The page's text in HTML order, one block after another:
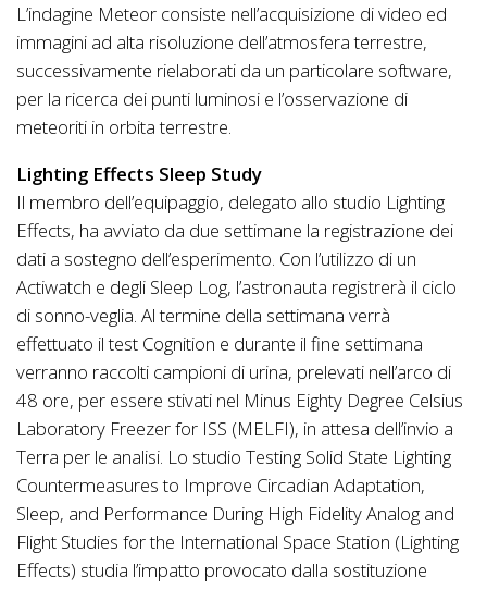
L’indagine Meteor consiste nell’acquisizione di video ed
immagini ad alta risoluzione dell’atmosfera terrestre,
successivamente rielaborati da un particolare software,
per la ricerca dei punti luminosi e l’osservazione di
meteoriti in orbita terrestre.
Lighting Effects Sleep Study
Il membro dell’equipaggio, delegato allo studio Lighting
Effects, ha avviato da due settimane la registrazione dei
dati a sostegno dell’esperimento. Con l’utilizzo di un
Actiwatch e degli Sleep Log, l’astronauta registrerà il ciclo
di sonno-veglia. Al termine della settimana verrà
effettuato il test Cognition e durante il fine settimana
verranno raccolti campioni di urina, prelevati nell’arco di
48 ore, per essere stivati nel Minus Eighty Degree Celsius
Laboratory Freezer for ISS (MELFI), in attesa dell’invio a
Terra per le analisi. Lo studio Testing Solid State Lighting
Countermeasures to Improve Circadian Adaptation,
Sleep, and Performance During High Fidelity Analog and
Flight Studies for the International Space Station (Lighting
Effects) studia l’impatto provocato dalla sostituzione